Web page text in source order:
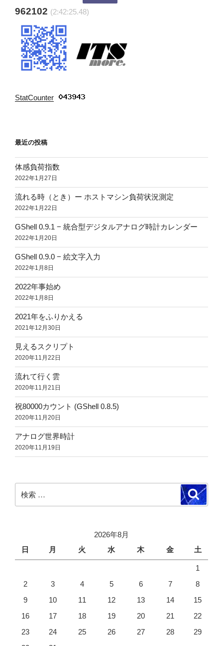
962102 (2:42:26.68)
StatCounter
最近の投稿
体感負荷指数
2022年1月27日
流れる時（とき）ー ホストマシン負荷状況測定
2022年1月22日
GShell 0.9.1 − 統合型デジタルアナログ時計カレンダー
2022年1月20日
GShell 0.9.0 − 絵文字入力
2022年1月8日
2022年事始め
2022年1月8日
2021年をふりかえる
2021年12月30日
見えるスクリプト
2020年11月22日
流れて行く雲
2020年11月21日
祝80000カウント (GShell 0.8.5)
2020年11月20日
アナログ世界時計
2020年11月19日
索:
検
索
2026年8月
日
月 火 水 木 金 土
1
2
3 4 5 6 7
8
9
10 11 12 13 14
15
16
17 18 19 20 21
22
23
24 25 26 27 28
29